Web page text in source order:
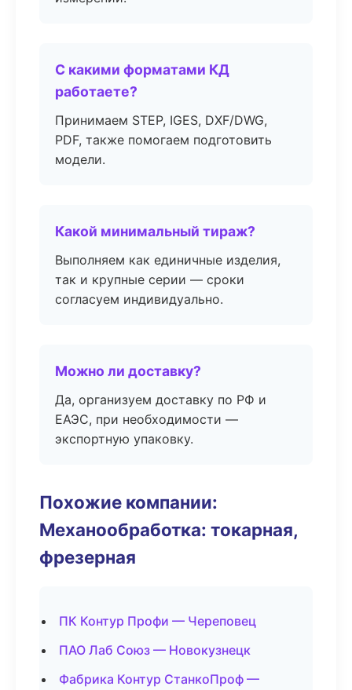
С какими форматами КД
работаете?
Принимаем STEP, IGES, DXF/DWG,
PDF, также помогаем подготовить
модели.
Какой минимальный тираж?
Выполняем как единичные изделия,
так и крупные серии — сроки
согласуем индивидуально.
Можно ли доставку?
Да, организуем доставку по РФ и
ЕАЭС, при необходимости —
экспортную упаковку.
Похожие компании:
Механообработка: токарная,
фрезерная
ПК Контур Профи — Череповец
ПАО Лаб Союз — Новокузнецк
Фабрика Контур СтанкоПроф —